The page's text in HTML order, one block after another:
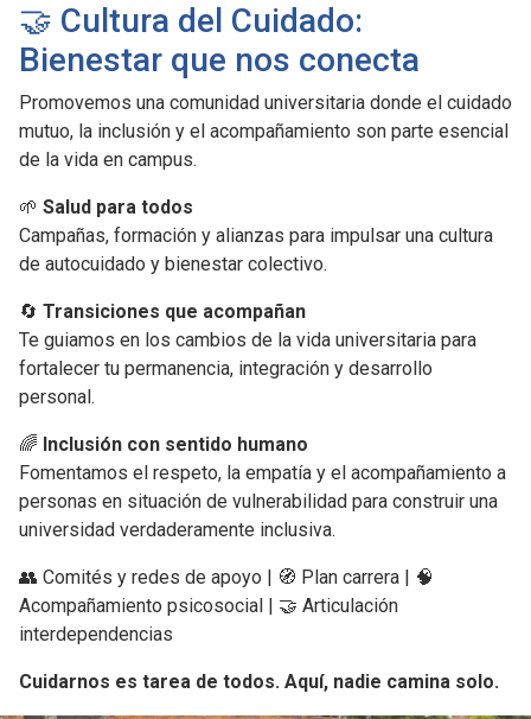
🤝 Cultura del Cuidado:
Bienestar que nos conecta
Promovemos una comunidad universitaria donde el cuidado
mutuo, la inclusión y el acompañamiento son parte esencial
de la vida en campus.
🌱 Salud para todos
Campañas, formación y alianzas para impulsar una cultura
de autocuidado y bienestar colectivo.
🔄 Transiciones que acompañan
Te guiamos en los cambios de la vida universitaria para
fortalecer tu permanencia, integración y desarrollo
personal.
🌈 Inclusión con sentido humano
Fomentamos el respeto, la empatía y el acompañamiento a
personas en situación de vulnerabilidad para construir una
universidad verdaderamente inclusiva.
👥 Comités y redes de apoyo | 🧭 Plan carrera | 🧠
Acompañamiento psicosocial | 🤝 Articulación
interdependencias
Cuidarnos es tarea de todos. Aquí, nadie camina solo.